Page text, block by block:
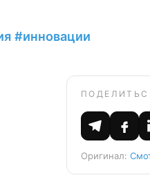
#инновации
Оригинал: